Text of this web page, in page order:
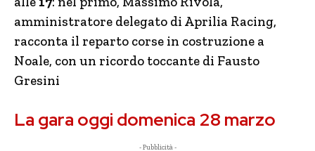
amministratore delegato di Aprilia Racing,
racconta il reparto corse in costruzione a
Noale, con un ricordo toccante di Fausto
Gresini
La gara oggi domenica 28 marzo
- Pubblicità -